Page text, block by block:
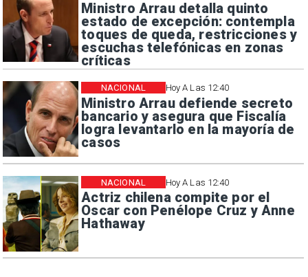
Ministro Arrau detalla quinto
estado de excepción: contempla
toques de queda, restricciones y
escuchas telefónicas en zonas
críticas
Hoy A Las 12:40
Ministro Arrau defiende secreto
bancario y asegura que Fiscalía
logra levantarlo en la mayoría de
casos
NACIONAL
Hoy A Las 12:40
Actriz chilena compite por el
Oscar con Penélope Cruz y Anne
Hathaway
NACIONAL